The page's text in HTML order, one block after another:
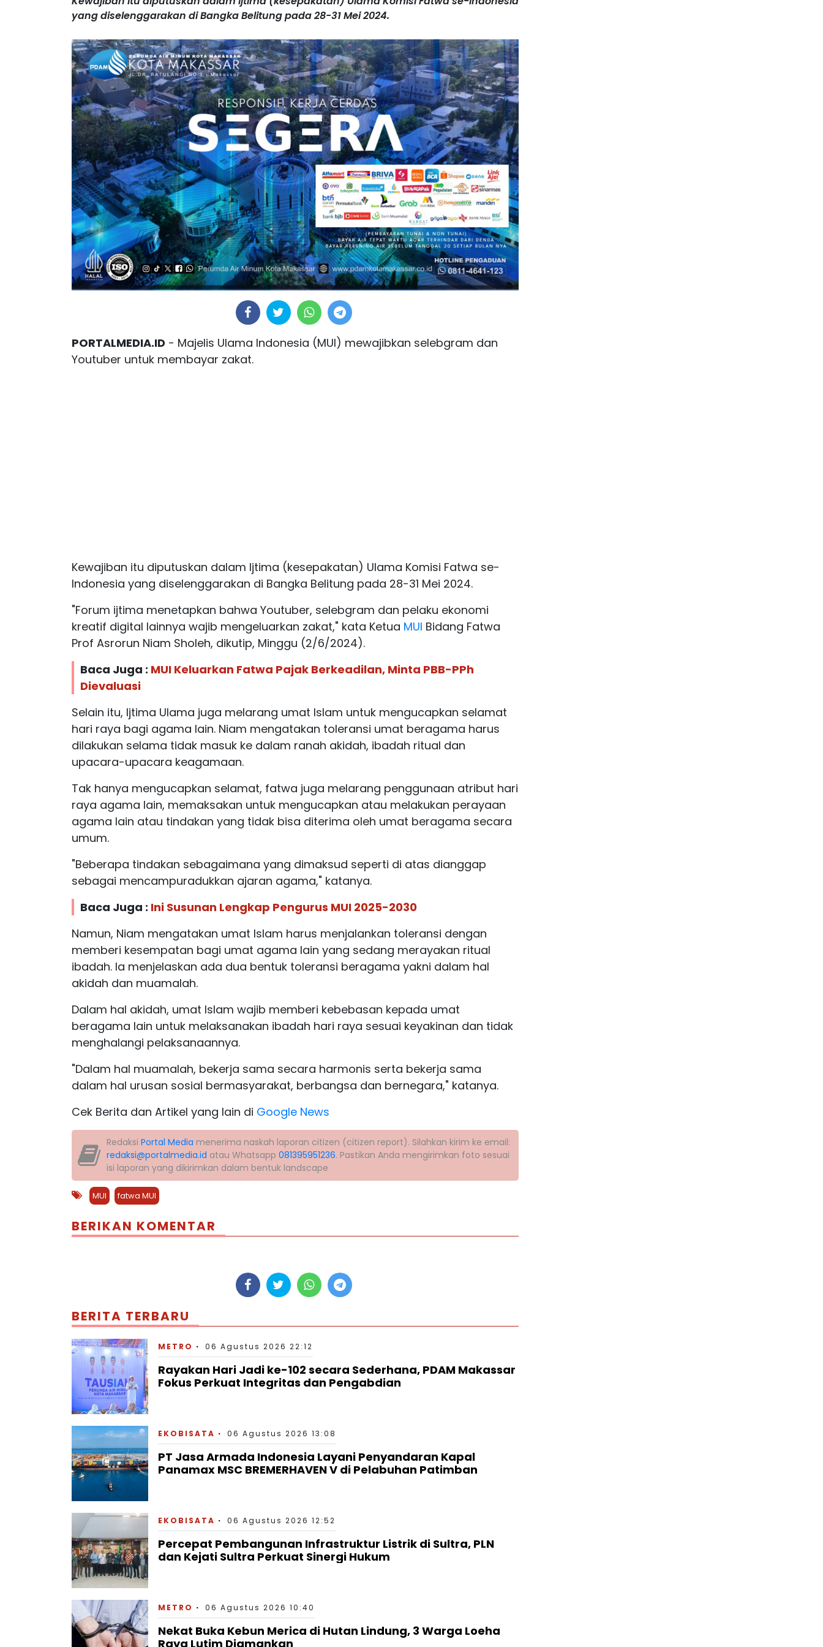
yang diselenggarakan di Bangka Belitung pada 28-31 Mei 2024.
PORTALMEDIA.ID - Majelis Ulama Indonesia (MUI) mewajibkan selebgram dan
Youtuber untuk membayar zakat.
Kewajiban itu diputuskan dalam Ijtima (kesepakatan) Ulama Komisi Fatwa se-
Indonesia yang diselenggarakan di Bangka Belitung pada 28-31 Mei 2024.
"Forum ijtima menetapkan bahwa Youtuber, selebgram dan pelaku ekonomi
kreatif digital lainnya wajib mengeluarkan zakat," kata Ketua MUI Bidang Fatwa
Prof Asrorun Niam Sholeh, dikutip, Minggu (2/6/2024).
Baca Juga : MUI Keluarkan Fatwa Pajak Berkeadilan, Minta PBB-PPh
Dievaluasi
Selain itu, Ijtima Ulama juga melarang umat Islam untuk mengucapkan selamat
hari raya bagi agama lain. Niam mengatakan toleransi umat beragama harus
dilakukan selama tidak masuk ke dalam ranah akidah, ibadah ritual dan
upacara-upacara keagamaan.
Tak hanya mengucapkan selamat, fatwa juga melarang penggunaan atribut hari
raya agama lain, memaksakan untuk mengucapkan atau melakukan perayaan
agama lain atau tindakan yang tidak bisa diterima oleh umat beragama secara
umum.
"Beberapa tindakan sebagaimana yang dimaksud seperti di atas dianggap
sebagai mencampuradukkan ajaran agama," katanya.
Baca Juga : Ini Susunan Lengkap Pengurus MUI 2025-2030
Namun, Niam mengatakan umat Islam harus menjalankan toleransi dengan
memberi kesempatan bagi umat agama lain yang sedang merayakan ritual
ibadah. Ia menjelaskan ada dua bentuk toleransi beragama yakni dalam hal
akidah dan muamalah.
Dalam hal akidah, umat Islam wajib memberi kebebasan kepada umat
beragama lain untuk melaksanakan ibadah hari raya sesuai keyakinan dan tidak
menghalangi pelaksanaannya.
"Dalam hal muamalah, bekerja sama secara harmonis serta bekerja sama
dalam hal urusan sosial bermasyarakat, berbangsa dan bernegara," katanya.
Cek Berita dan Artikel yang lain di Google News
Redaksi Portal Media menerima naskah laporan citizen (citizen report). Silahkan kirim ke email:
redaksi@portalmedia.id atau Whatsapp 081395951236. Pastikan Anda mengirimkan foto sesuai
isi laporan yang dikirimkan dalam bentuk landscape
MUI fatwa MUI
BERIKAN KOMENTAR
BERITA TERBARU
METRO 06 Agustus 2026 22:12
Rayakan Hari Jadi ke-102 secara Sederhana, PDAM Makassar
Fokus Perkuat Integritas dan Pengabdian
EKOBISATA 06 Agustus 2026 13:08
PT Jasa Armada Indonesia Layani Penyandaran Kapal
Panamax MSC BREMERHAVEN V di Pelabuhan Patimban
EKOBISATA 06 Agustus 2026 12:52
Percepat Pembangunan Infrastruktur Listrik di Sultra, PLN
dan Kejati Sultra Perkuat Sinergi Hukum
METRO 06 Agustus 2026 10:40
Nekat Buka Kebun Merica di Hutan Lindung, 3 Warga Loeha
Raya Lutim Diamankan